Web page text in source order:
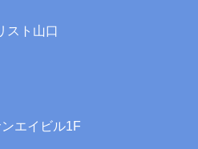
スト山口
エイビル1F